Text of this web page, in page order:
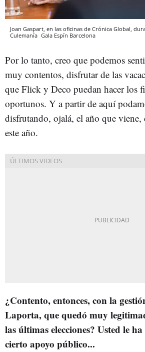
Joan Gaspart, en las oficinas de Crónica Global,
Culemanía Gala Espín Barcelona
Por lo tanto, creo que podemos
muy contentos, disfrutar de las
que Flick y Deco puedan hacer los
oportunos. Y a partir de aquí
disfrutando, ojalá, el año que viene,
este año.
¿Contento, entonces, con la
Laporta, que quedó muy
las últimas elecciones? Usted le
cierto apoyo público...